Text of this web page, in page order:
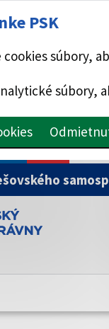
PSK
cookies súbory,
súbory,
stránka